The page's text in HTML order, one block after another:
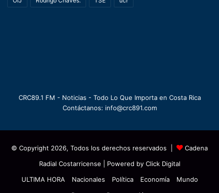
CRC89.1 FM - Noticias - Todo Lo Que Importa en Costa Rica
Contáctanos: info@crc891.com
© Copyright 2026, Todos los derechos reservados |
Cadena
Radial Costarricense | Powered by Click Digital
ULTIMA HORA
Nacionales Política Economía
Mundo